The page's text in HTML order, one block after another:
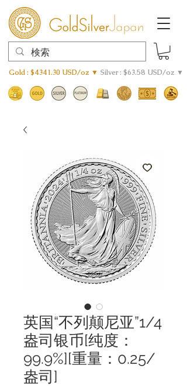
Gold : $4341.30 USD/oz ▼ Silver : $63.58 USD/oz ▼
英国“不列颠尼亚”1/4
盎司银币[纯度：
99.9%][重量：0.25/
盎司]